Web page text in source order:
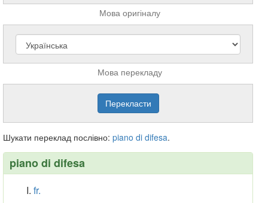
Мова оригіналу
Мова перекладу
Шукати переклад послівно: piano di difesa.
piano di difesa
fr.